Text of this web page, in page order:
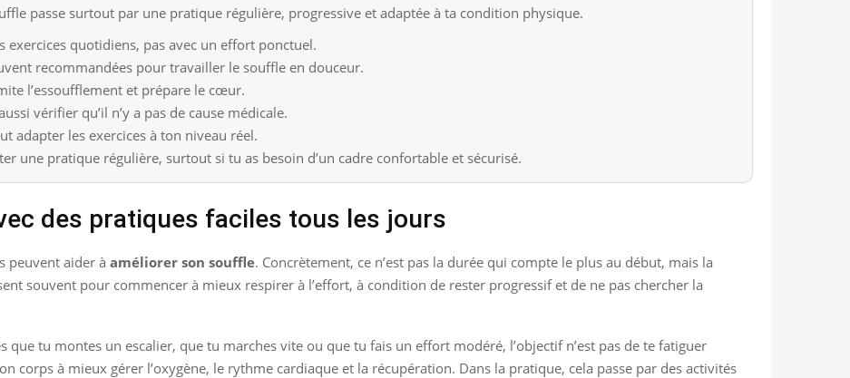
passe surtout par une pratique régulière, progressive et adaptée à ta condition physique.
exercices quotidiens, pas avec un effort ponctuel.
recommandées pour travailler le souffle en douceur.
l’essoufflement et prépare le cœur.
vérifier qu’il n’y a pas de cause médicale.
adapter les exercices à ton niveau réel.
une pratique régulière, surtout si tu as besoin d’un cadre confortable et sécurisé.
des pratiques faciles tous les jours
peuvent aider à améliorer son souffle. Concrètement, ce n’est pas la durée qui compte le plus au début, mais la
souvent pour commencer à mieux respirer à l’effort, à condition de rester progressif et de ne pas chercher la
que tu montes un escalier, que tu marches vite ou que tu fais un effort modéré, l’objectif n’est pas de te fatiguer
corps à mieux gérer l’oxygène, le rythme cardiaque et la récupération. Dans la pratique, cela passe par des activités